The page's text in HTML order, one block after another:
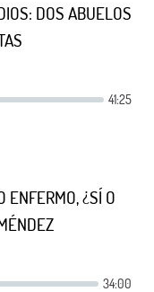
DOS ABUELOS
ENFERMO, ¿SÍ O